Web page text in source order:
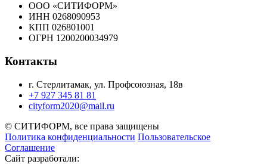
ООО «СИТИФОРМ»
ИНН 0268090953
КПП 026801001
ОГРН 1200200034979
Контакты
г. Стерлитамак, ул. Профсоюзная, 18в
+7 927 345 81 81
cityform2020@mail.ru
© СИТИФОРМ, все права защищены
Политика конфиденциальности Пользовательское
Соглашение
Сайт разработали: